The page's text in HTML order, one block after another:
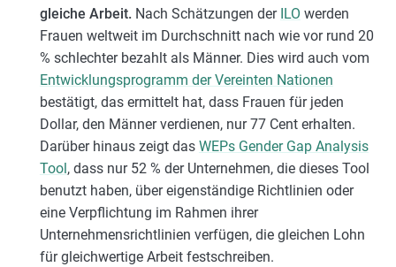
gleiche Arbeit.Nach Schätzungen der ILO werden
Frauen weltweit im Durchschnitt nach wie vor rund 20
% schlechter bezahlt als Männer. Dies wird auch vom
Entwicklungsprogramm der Vereinten Nationen
bestätigt, das ermittelt hat, dass Frauen für jeden
Dollar, den Männer verdienen, nur 77 Cent erhalten.
Darüber hinaus zeigt das WEPs Gender Gap Analysis
Tool , dass nur 52 % der Unternehmen, die dieses Tool
benutzt haben, über eigenständige Richtlinien oder
eine Verpflichtung im Rahmen ihrer
Unternehmensrichtlinien verfügen, die gleichen Lohn
für gleichwertige Arbeit festschreiben.